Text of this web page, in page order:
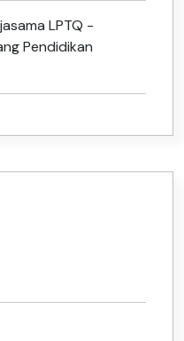
LPTQ -
Pendidikan